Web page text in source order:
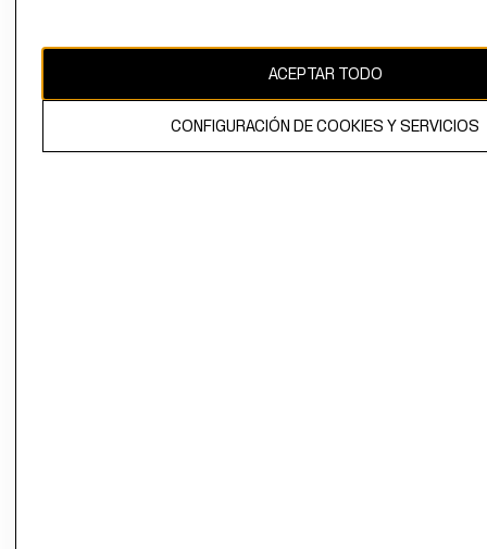
El contenido de esta página web está protegido por copyright y es
ACEPTAR TODO
CONFIGURACIÓN DE COOKIES Y SERVICIOS